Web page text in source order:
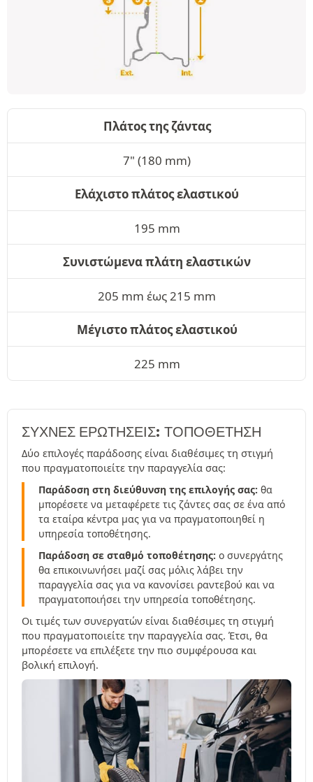
Πλάτος της ζάντας
7" (180 mm)
Ελάχιστο πλάτος ελαστικού
195 mm
Συνιστώμενα πλάτη ελαστικών
205 mm έως 215 mm
Μέγιστο πλάτος ελαστικού
225 mm
ΣΥΧΝΈΣ ΕΡΩΤΉΣΕΙΣ: ΤΟΠΟΘΕΤΗΣΗ
Δύο επιλογές παράδοσης είναι διαθέσιμες τη στιγμή
που πραγματοποιείτε την παραγγελία σας:
Παράδοση στη διεύθυνση της επιλογής σας: θα
μπορέσετε να μεταφέρετε τις ζάντες σας σε ένα από
τα εταίρα κέντρα μας για να πραγματοποιηθεί η
υπηρεσία τοποθέτησης.
Παράδοση σε σταθμό τοποθέτησης: ο συνεργάτης
θα επικοινωνήσει μαζί σας μόλις λάβει την
παραγγελία σας για να κανονίσει ραντεβού και να
πραγματοποιήσει την υπηρεσία τοποθέτησης.
Οι τιμές των συνεργατών είναι διαθέσιμες τη στιγμή
που πραγματοποιείτε την παραγγελία σας. Έτσι, θα
μπορέσετε να επιλέξετε την πιο συμφέρουσα και
βολική επιλογή.